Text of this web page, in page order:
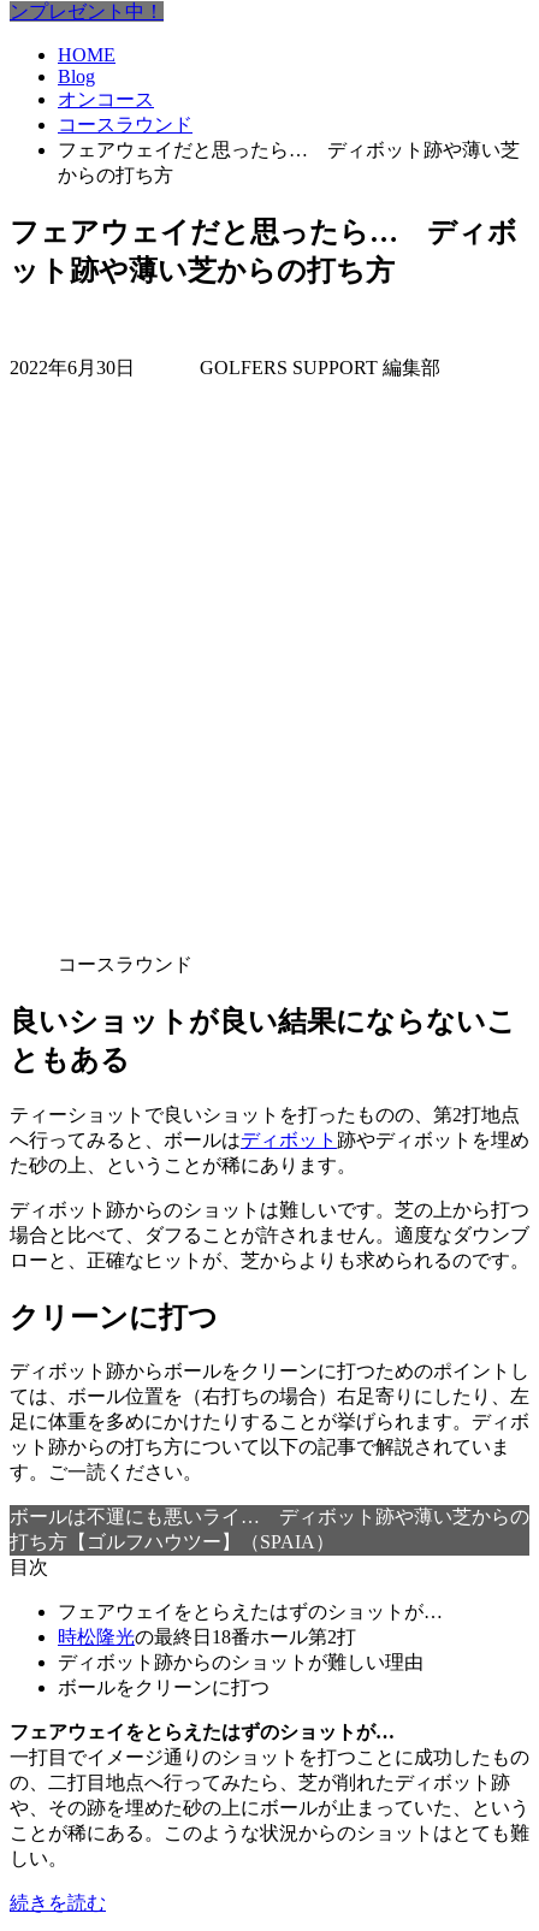
ンプレゼント中！
HOME
Blog
オンコース
コースラウンド
フェアウェイだと思ったら… ディボット跡や薄い芝
からの打ち方
フェアウェイだと思ったら… ディボ
ット跡や薄い芝からの打ち方
2022年6月30日 GOLFERS SUPPORT 編集部
コースラウンド
良いショットが良い結果にならないこ
ともある
ティーショットで良いショットを打ったものの、第2打地点
へ行ってみると、ボールはディボット 跡やディボットを埋め
た砂の上、ということが稀にあります。
ディボット跡からのショットは難しいです。芝の上から打つ
場合と比べて、ダフることが許されません。適度なダウンブ
ローと、正確なヒットが、芝からよりも求められるのです。
クリーンに打つ
ディボット跡からボールをクリーンに打つためのポイントし
ては、ボール位置を（右打ちの場合）右足寄りにしたり、左
足に体重を多めにかけたりすることが挙げられます。ディボ
ット跡からの打ち方について以下の記事で解説されていま
す。ご一読ください。
ボールは不運にも悪いライ… ディボット跡や薄い芝からの
打ち方【ゴルフハウツー】（SPAIA）
目次
フェアウェイをとらえたはずのショットが…
時松隆光の最終日18番ホール第2打
ディボット跡からのショットが難しい理由
ボールをクリーンに打つ
フェアウェイをとらえたはずのショットが…
一打目でイメージ通りのショットを打つことに成功したもの
の、二打目地点へ行ってみたら、芝が削れたディボット跡
や、その跡を埋めた砂の上にボールが止まっていた、という
ことが稀にある。このような状況からのショットはとても難
しい。
続きを読む